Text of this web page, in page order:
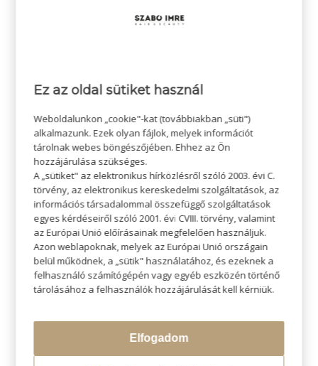
Ez az oldal sütiket használ
Weboldalunkon „cookie"-kat (továbbiakban „süti")
alkalmazunk. Ezek olyan fájlok, melyek információt
tárolnak webes böngészőjében. Ehhez az Ön
hozzájárulása szükséges.
A „sütiket" az elektronikus hírközlésről szóló 2003. évi C.
törvény, az elektronikus kereskedelmi szolgáltatások, az
információs társadalommal összefüggő szolgáltatások
egyes kérdéseiről szóló 2001. évi CVIII. törvény, valamint
az Európai Unió előírásainak megfelelően használjuk.
Azon weblapoknak, melyek az Európai Unió országain
belül működnek, a „sütik" használatához, és ezeknek a
felhasználó számítógépén vagy egyéb eszközén történő
tárolásához a felhasználók hozzájárulását kell kérniük.
Elfogadom